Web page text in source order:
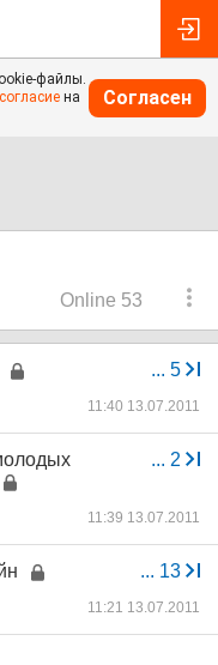
файлы.
согласие на
Согласен
Online 53
... 5
11:40 13.07.2011
... 2
11:39 13.07.2011
... 13
11:21 13.07.2011